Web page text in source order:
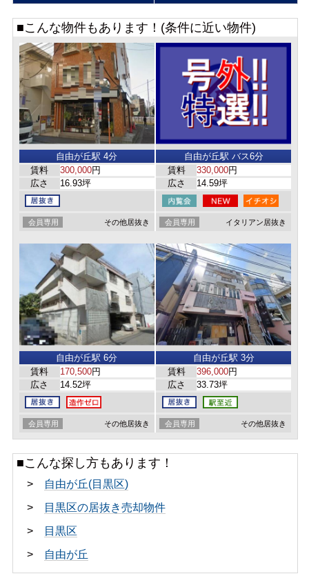
■こんな物件もあります！(条件に近い物件)
自由が丘駅 4分
賃料
300,000円
広さ
16.93坪
会員専用 その他居抜き
自由が丘駅 バス6分
賃料
330,000円
広さ
14.59坪
会員専用 イタリアン居抜き
自由が丘駅 6分
賃料
170,500円
広さ
14.52坪
会員専用 その他居抜き
自由が丘駅 3分
賃料
396,000円
広さ
33.73坪
会員専用 その他居抜き
■こんな探し方もあります！
>
自由が丘(目黒区)
>
目黒区の居抜き売却物件
>
目黒区
>
自由が丘